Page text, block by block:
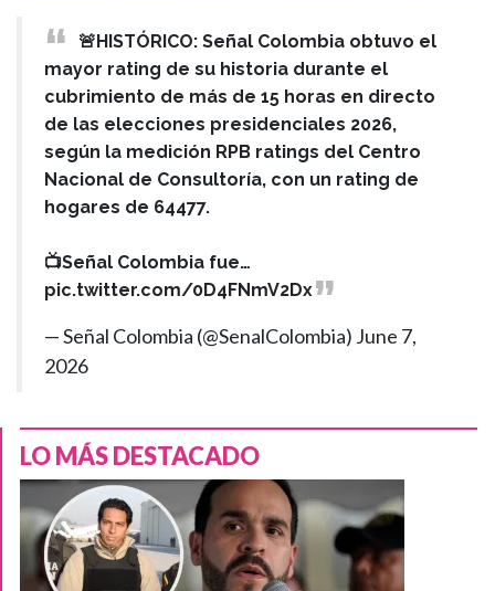
🚨HISTÓRICO: Señal Colombia obtuvo el
mayor rating de su historia durante el
cubrimiento de más de 15 horas en directo
de las elecciones presidenciales 2026,
según la medición RPB ratings del Centro
Nacional de Consultoría, con un rating de
hogares de 64477.
📺Señal Colombia fue…
pic.twitter.com/0D4FNmV2Dx
— Señal Colombia (@SenalColombia) June 7,
2026
LO MÁS DESTACADO